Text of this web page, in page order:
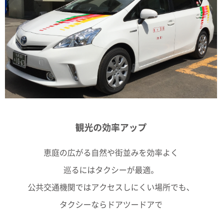
観光の効率アップ
恵庭の広がる自然や街並みを効率よく
巡るにはタクシーが最適。
公共交通機関ではアクセスしにくい場所でも、
タクシーならドアツードアで